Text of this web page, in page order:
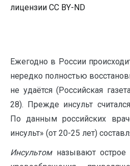
лицензии CC BY-ND
Ежегодно в России
нередко полностью
не удаётся (Российская
28). Прежде инсульт
По данным российских
инсульт» (от 20-25 лет)
Инсультомназывают острое